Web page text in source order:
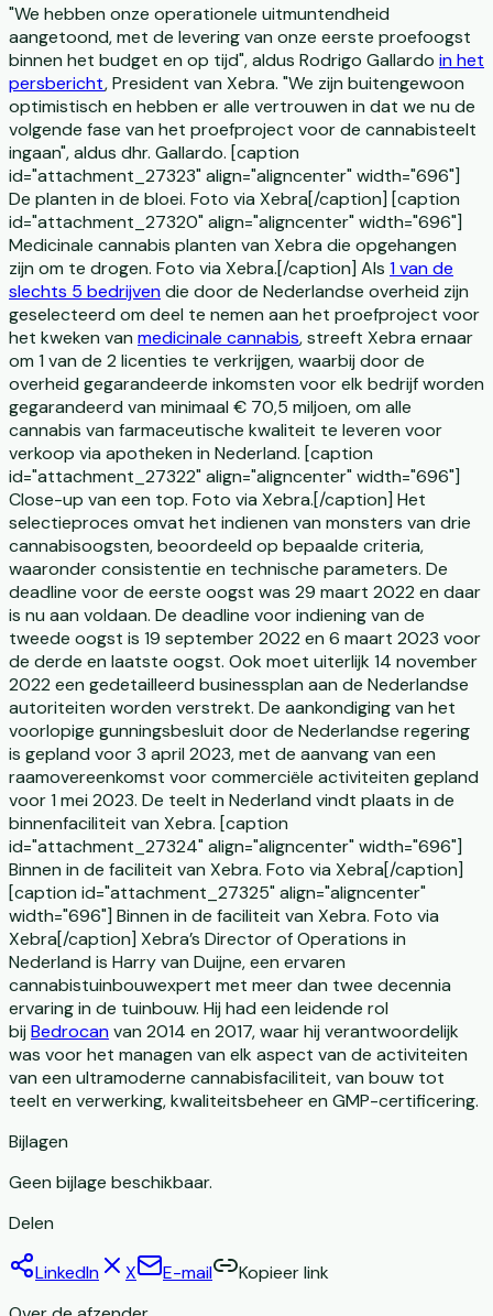
"We hebben onze operationele uitmuntendheid
aangetoond, met de levering van onze eerste proefoogst
binnen het budget en op tijd", aldus Rodrigo Gallardo in het
persbericht, President van Xebra. "We zijn buitengewoon
optimistisch en hebben er alle vertrouwen in dat we nu de
volgende fase van het proefproject voor de cannabisteelt
ingaan", aldus dhr. Gallardo. [caption
id="attachment_27323" align="aligncenter" width="696"]
De planten in de bloei. Foto via Xebra[/caption] [caption
id="attachment_27320" align="aligncenter" width="696"]
Medicinale cannabis planten van Xebra die opgehangen
zijn om te drogen. Foto via Xebra.[/caption] Als 1 van de
slechts 5 bedrijvendie door de Nederlandse overheid zijn
geselecteerd om deel te nemen aan het proefproject voor
het kweken van medicinale cannabis, streeft Xebra ernaar
om 1 van de 2 licenties te verkrijgen, waarbij door de
overheid gegarandeerde inkomsten voor elk bedrijf worden
gegarandeerd van minimaal € 70,5 miljoen, om alle
cannabis van farmaceutische kwaliteit te leveren voor
verkoop via apotheken in Nederland. [caption
id="attachment_27322" align="aligncenter" width="696"]
Close-up van een top. Foto via Xebra.[/caption] Het
selectieproces omvat het indienen van monsters van drie
cannabisoogsten, beoordeeld op bepaalde criteria,
waaronder consistentie en technische parameters. De
deadline voor de eerste oogst was 29 maart 2022 en daar
is nu aan voldaan. De deadline voor indiening van de
tweede oogst is 19 september 2022 en 6 maart 2023 voor
de derde en laatste oogst. Ook moet uiterlijk 14 november
2022 een gedetailleerd businessplan aan de Nederlandse
autoriteiten worden verstrekt. De aankondiging van het
voorlopige gunningsbesluit door de Nederlandse regering
is gepland voor 3 april 2023, met de aanvang van een
raamovereenkomst voor commerciële activiteiten gepland
voor 1 mei 2023. De teelt in Nederland vindt plaats in de
binnenfaciliteit van Xebra. [caption
id="attachment_27324" align="aligncenter" width="696"]
Binnen in de faciliteit van Xebra. Foto via Xebra[/caption]
[caption id="attachment_27325" align="aligncenter"
width="696"] Binnen in de faciliteit van Xebra. Foto via
Xebra[/caption] Xebra’s Director of Operations in
Nederland is Harry van Duijne, een ervaren
cannabistuinbouwexpert met meer dan twee decennia
ervaring in de tuinbouw. Hij had een leidende rol
bij Bedrocanvan 2014 en 2017, waar hij verantwoordelijk
was voor het managen van elk aspect van de activiteiten
van een ultramoderne cannabisfaciliteit, van bouw tot
teelt en verwerking, kwaliteitsbeheer en GMP-certificering.
Bijlagen
Geen bijlage beschikbaar.
Delen
LinkedIn X E-mail
Kopieer link